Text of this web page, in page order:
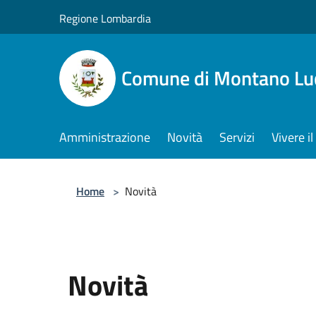
Regione Lombardia
Comune di Montano
Amministrazione Novità Servizi Vivere
Home > Novità
Novità